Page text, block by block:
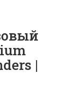
|